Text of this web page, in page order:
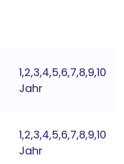
1,2,3,4,5,6,7,8,9,10
Jahr
1,2,3,4,5,6,7,8,9,10
Jahr